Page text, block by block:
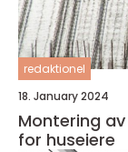
redaktionel
18. January 2024
Montering
for huseiere